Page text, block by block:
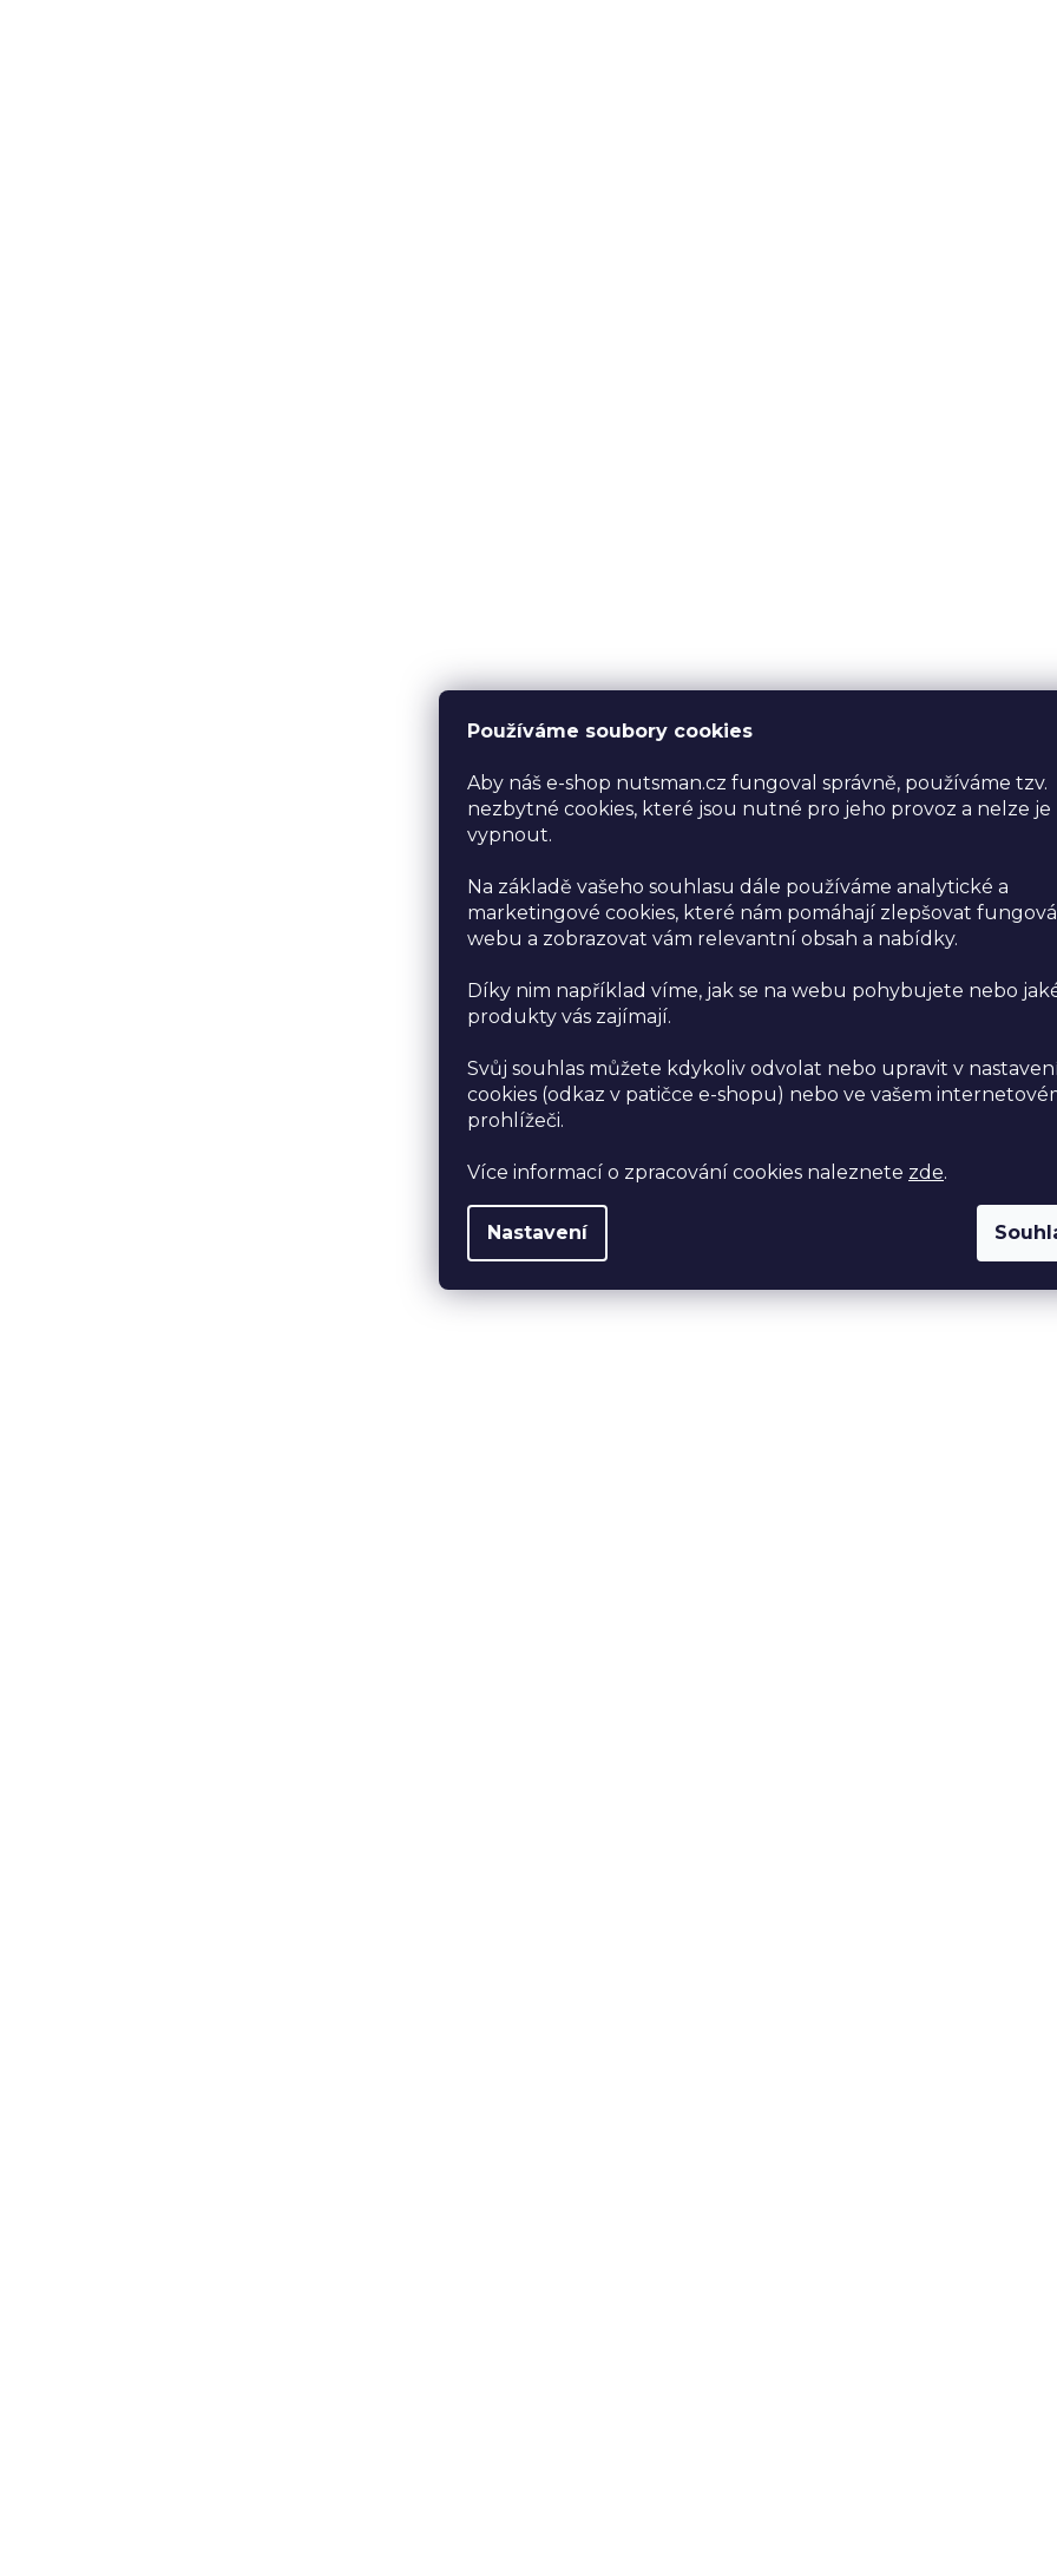
Používáme soubory cookies
Aby náš e-shop nutsman.cz fungoval správně, používáme tzv.
nezbytné cookies, které jsou nutné pro jeho provoz a nelze je
vypnout.
Na základě vašeho souhlasu dále používáme analytické a
marketingové cookies, které nám pomáhají zlepšovat
webu a zobrazovat vám relevantní obsah a nabídky.
Díky nim například víme, jak se na webu pohybujete nebo
produkty vás zajímají.
Svůj souhlas můžete kdykoliv odvolat nebo upravit v
cookies (odkaz v patičce e-shopu) nebo ve vašem
prohlížeči.
Více informací o zpracování cookies naleznete zde.
Nastavení